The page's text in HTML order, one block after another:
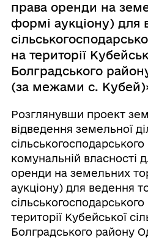
права оренди на
формі аукціону) для
на території
Болградського
(за межами с.
Розглянувши проект
відведення земельної
комунальній власності
оренди на земельних
аукціону) для ведення
території Кубейської
Болградського району